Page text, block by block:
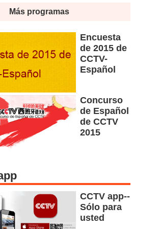
Más programas
Encuesta
de 2015 de
CCTV-
Español
Concurso
de Español
de CCTV
2015
CCTV app--
Sólo para
usted